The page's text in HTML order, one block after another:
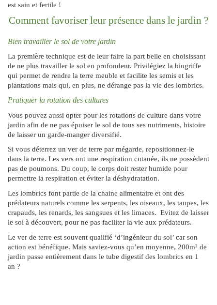
est sain et fertile !
Comment favoriser leur présence dans le jardin ?
Bien travailler le sol de votre jardin
La première technique est de leur faire la part belle en choisissant
de ne plus travailler le sol en profondeur. Privilégiez la biogriffe
qui permet de rendre la terre meuble et facilite les semis et les
plantations mais qui, en plus, ne dérange pas la vie des lombrics.
Pratiquer la rotation des cultures
Vous pouvez aussi opter pour les rotations de culture dans votre
jardin afin de ne pas épuiser le sol de tous ses nutriments, histoire
de laisser un garde-manger diversifié.
Si vous déterrez un ver de terre par mégarde, repositionnez-le
dans la terre. Les vers ont une respiration cutanée, ils ne possèdent
pas de poumons. Du coup, le corps doit rester humide pour
permettre la respiration et éviter la déshydratation.
Les lombrics font partie de la chaine alimentaire et ont des
prédateurs naturels comme les serpents, les oiseaux, les taupes, les
crapauds, les renards, les sangsues et les limaces. Evitez de laisser
le sol à découvert, pour ne pas faciliter la vie aux prédateurs.
Le ver de terre est souvent qualifié ‘d’ingénieur du sol’ car son
action est bénéfique. Mais saviez-vous qu’en moyenne, 200m² de
jardin passe entièrement dans le tube digestif des lombrics en 1
an ?